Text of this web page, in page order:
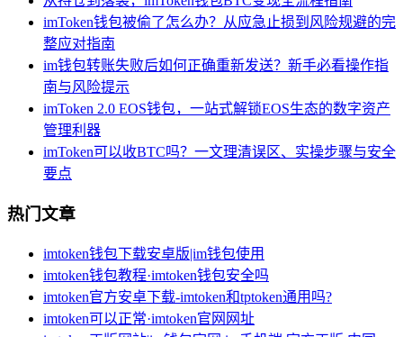
imToken钱包被偷了怎么办？从应急止损到风险规避的完
整应对指南
im钱包转账失败后如何正确重新发送？新手必看操作指
南与风险提示
imToken 2.0 EOS钱包，一站式解锁EOS生态的数字资产
管理利器
imToken可以收BTC吗？一文理清误区、实操步骤与安全
要点
热门文章
imtoken钱包下载安卓版|im钱包使用
imtoken钱包教程·imtoken钱包安全吗
imtoken官方安卓下载-imtoken和tptoken通用吗?
imtoken可以正常·imtoken官网网址